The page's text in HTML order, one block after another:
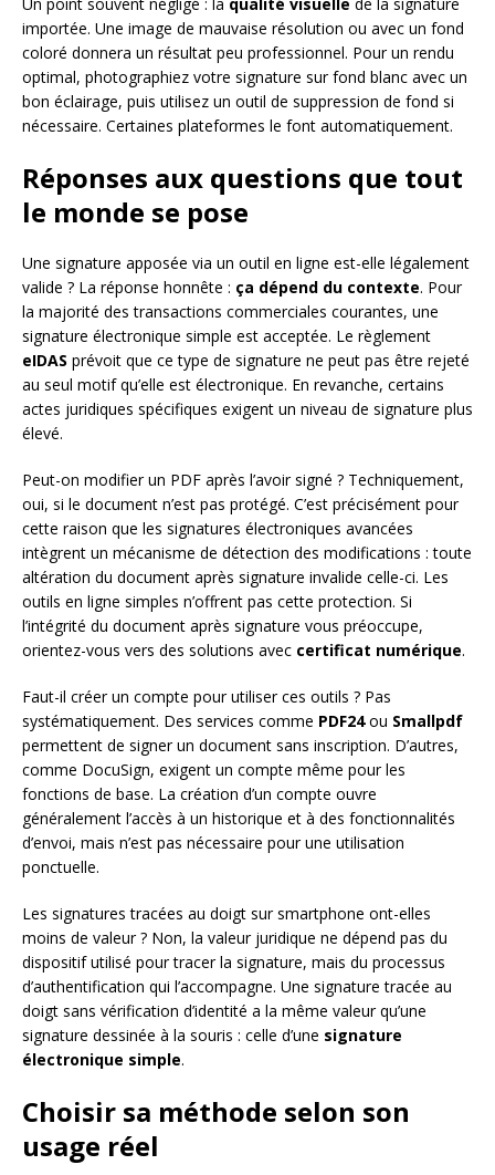
importée. Une image de mauvaise résolution ou avec un fond
coloré donnera un résultat peu professionnel. Pour un rendu
optimal, photographiez votre signature sur fond blanc avec un
bon éclairage, puis utilisez un outil de suppression de fond si
nécessaire. Certaines plateformes le font automatiquement.
Réponses aux questions que tout
le monde se pose
Une signature apposée via un outil en ligne est-elle légalement
valide ? La réponse honnête : ça dépend du contexte. Pour
la majorité des transactions commerciales courantes, une
signature électronique simple est acceptée. Le règlement
eIDAS prévoit que ce type de signature ne peut pas être rejeté
au seul motif qu’elle est électronique. En revanche, certains
actes juridiques spécifiques exigent un niveau de signature plus
élevé.
Peut-on modifier un PDF après l’avoir signé ? Techniquement,
oui, si le document n’est pas protégé. C’est précisément pour
cette raison que les signatures électroniques avancées
intègrent un mécanisme de détection des modifications : toute
altération du document après signature invalide celle-ci. Les
outils en ligne simples n’offrent pas cette protection. Si
l’intégrité du document après signature vous préoccupe,
orientez-vous vers des solutions avec certificat numérique.
Faut-il créer un compte pour utiliser ces outils ? Pas
systématiquement. Des services comme PDF24ou Smallpdf
permettent de signer un document sans inscription. D’autres,
comme DocuSign, exigent un compte même pour les
fonctions de base. La création d’un compte ouvre
généralement l’accès à un historique et à des fonctionnalités
d’envoi, mais n’est pas nécessaire pour une utilisation
ponctuelle.
Les signatures tracées au doigt sur smartphone ont-elles
moins de valeur ? Non, la valeur juridique ne dépend pas du
dispositif utilisé pour tracer la signature, mais du processus
d’authentification qui l’accompagne. Une signature tracée au
doigt sans vérification d’identité a la même valeur qu’une
signature dessinée à la souris : celle d’une signature
électronique simple.
Choisir sa méthode selon son
usage réel